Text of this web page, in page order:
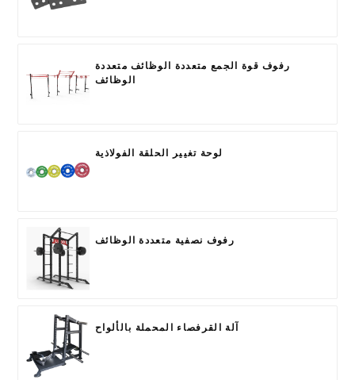
رفوف قوة الجمع متعددة الوظائف متعددة
الوظائف
لوحة تغيير الحلقة الفولاذية
رفوف نصفية متعددة الوظائف
آلة القرفصاء المحملة بالألواح